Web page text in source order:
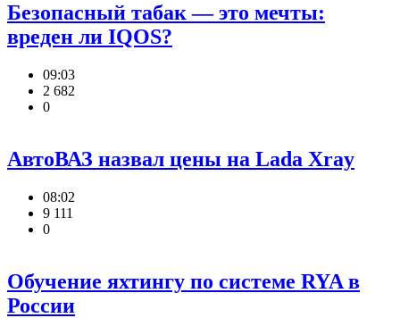
Безопасный табак — это мечты:
вреден ли IQOS?
09:03
2 682
0
АвтоВАЗ назвал цены на Lada Xray
08:02
9 111
0
Обучение яхтингу по системе RYA в
России